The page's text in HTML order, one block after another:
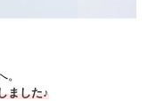
ました♪